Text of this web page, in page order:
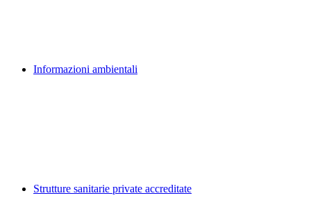
Informazioni ambientali
Strutture sanitarie private accreditate